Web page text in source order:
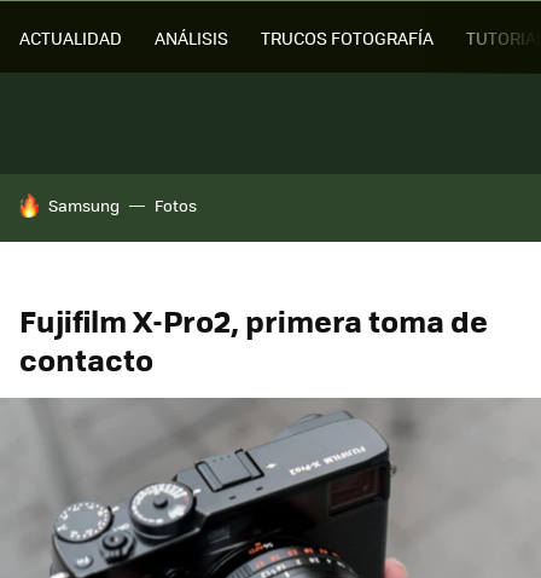
ACTUALIDAD ANÁLISIS TRUCOS FOTOGRAFÍA
HOY SE HABLA DE
Samsung Fotos
Fujifilm X-Pro2, primera toma de
contacto